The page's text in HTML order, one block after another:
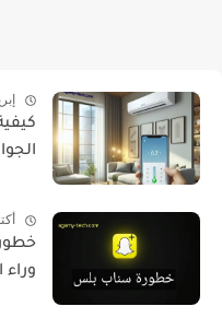
إبريل 30, 2024
كيفية
الجوال
أكتوبر 20, 2024
وراء